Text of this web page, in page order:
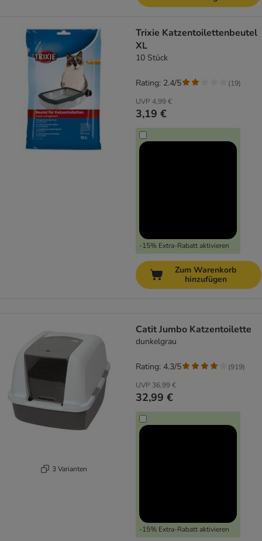
Trixie Katzentoilettenbeutel
XL
10 Stück
UVP 4,99 €
3,19 €
-15% Extra-Rabatt aktivieren
Rating: 2.4/5 (19)
Zum Warenkorb
hinzufügen
3 Varianten
Catit Jumbo Katzentoilette
dunkelgrau
UVP 36,99 €
32,99 €
-15% Extra-Rabatt aktivieren
Rating: 4.3/5 (919)